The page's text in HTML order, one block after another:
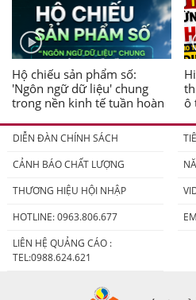
Hộ chiếu sản phẩm số:
'Ngôn ngữ dữ liệu' chung
trong nền kinh tế tuần hoàn
ô
DIỄN ĐÀN CHÍNH SÁCH
CẢNH BÁO CHẤT LƯỢNG
THƯƠNG HIỆU HỘI NHẬP
HOTLINE: 0963.806.677
LIÊN HỆ QUẢNG CÁO :
TEL:0988.624.621